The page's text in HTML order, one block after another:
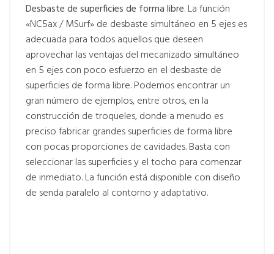
Desbaste de superficies de forma libre. La función
«NC5ax / MSurf» de desbaste simultáneo en 5 ejes es
adecuada para todos aquellos que deseen
aprovechar las ventajas del mecanizado simultáneo
en 5 ejes con poco esfuerzo en el desbaste de
superficies de forma libre. Podemos encontrar un
gran número de ejemplos, entre otros, en la
construcción de troqueles, donde a menudo es
preciso fabricar grandes superficies de forma libre
con pocas proporciones de cavidades. Basta con
seleccionar las superficies y el tocho para comenzar
de inmediato. La función está disponible con diseño
de senda paralelo al contorno y adaptativo.